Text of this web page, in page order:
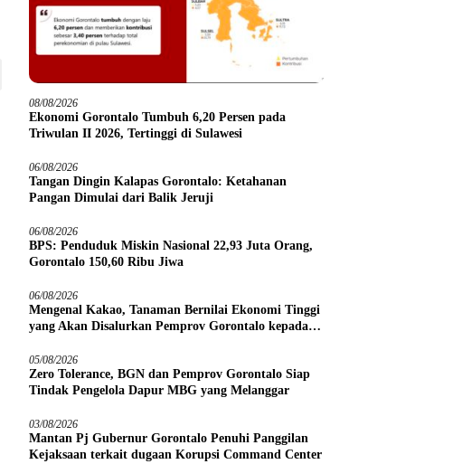
08/08/2026
Ekonomi Gorontalo Tumbuh 6,20 Persen pada
Triwulan II 2026, Tertinggi di Sulawesi
06/08/2026
Tangan Dingin Kalapas Gorontalo: Ketahanan
Pangan Dimulai dari Balik Jeruji
06/08/2026
BPS: Penduduk Miskin Nasional 22,93 Juta Orang,
Gorontalo 150,60 Ribu Jiwa
06/08/2026
Mengenal Kakao, Tanaman Bernilai Ekonomi Tinggi
yang Akan Disalurkan Pemprov Gorontalo kepada
05/08/2026
Zero Tolerance, BGN dan Pemprov Gorontalo Siap
Tindak Pengelola Dapur MBG yang Melanggar
03/08/2026
Mantan Pj Gubernur Gorontalo Penuhi Panggilan
Kejaksaan terkait dugaan Korupsi Command Center